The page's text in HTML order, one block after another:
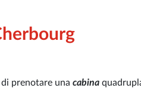
prenotare una cabina